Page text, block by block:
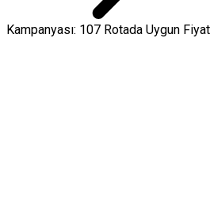
Kampanyası: 107 Rotada Uygun